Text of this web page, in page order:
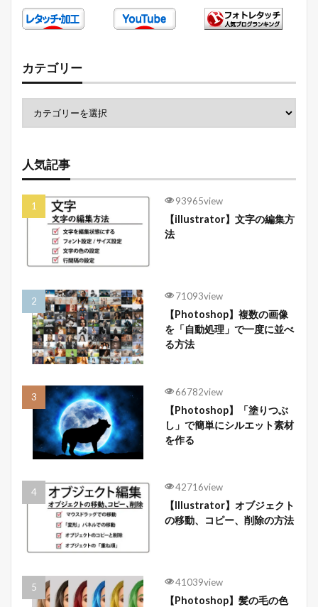
カテゴリー
人気記事
93965view
【illustrator】文字の編集方
法
71093view
【Photoshop】複数の画像
を「自動処理」で一度に並べ
る方法
66782view
【Photoshop】「塗りつぶ
し」で簡単にシルエット素材
を作る
42716view
【Illustrator】オブジェクト
の移動、コピー、削除の方法
41039view
【Photoshop】髪の毛の色